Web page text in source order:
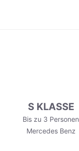
S KLASSE
Bis zu 3 Personen
Mercedes Benz